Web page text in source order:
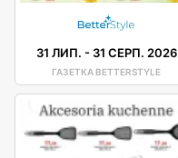
31 ЛИП. - 31 СЕРП. 2026
ГАЗЕТКА BETTERSTYLE